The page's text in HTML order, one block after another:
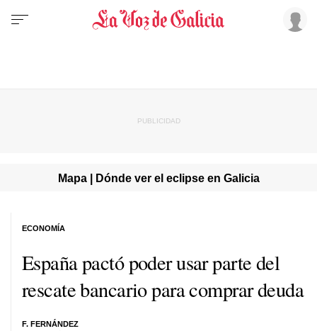
Mapa | Dónde ver el eclipse en Galicia
España pactó poder usar parte del
rescate bancario para comprar deuda
F. FERNÁNDEZ
ECONOMÍA